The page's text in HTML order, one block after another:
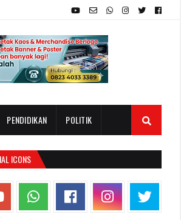
PENDIDIKAN POLITIK
ICONS